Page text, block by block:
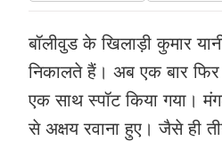
बॉलीवुड के खिलाड़ी कुमार
निकालते हैं। अब एक बार
एक साथ स्पॉट किया गया।
से अक्षय रवाना हुए। जैसे ही